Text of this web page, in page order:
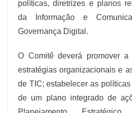
políticas, diretrizes e planos
da Informação e
Governança Digital.
O Comitê deverá promover
estratégias organizacionais e
de TIC; estabelecer as
de um plano integrado de